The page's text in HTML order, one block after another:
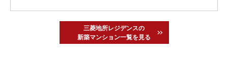
三菱地所レジデンスの
新築マンション一覧を見る